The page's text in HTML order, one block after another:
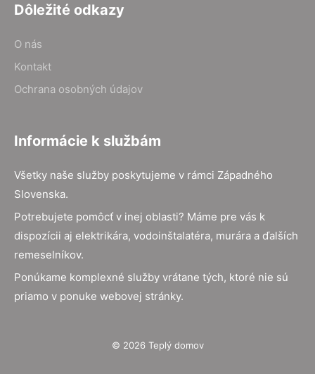
Dôležité odkazy
O nás
Kontakt
Ochrana osobných údajov
Informácie k službám
Všetky naše služby poskytujeme v rámci Západného
Slovenska.
Potrebujete pomôcť v inej oblasti? Máme pre vás k
dispozícii aj elektrikára, vodoinštalatéra, murára a ďalších
remeselníkov.
Ponúkame komplexné služby vrátane tých, ktoré nie sú
priamo v ponuke webovej stránky.
© 2026 Teplý domov